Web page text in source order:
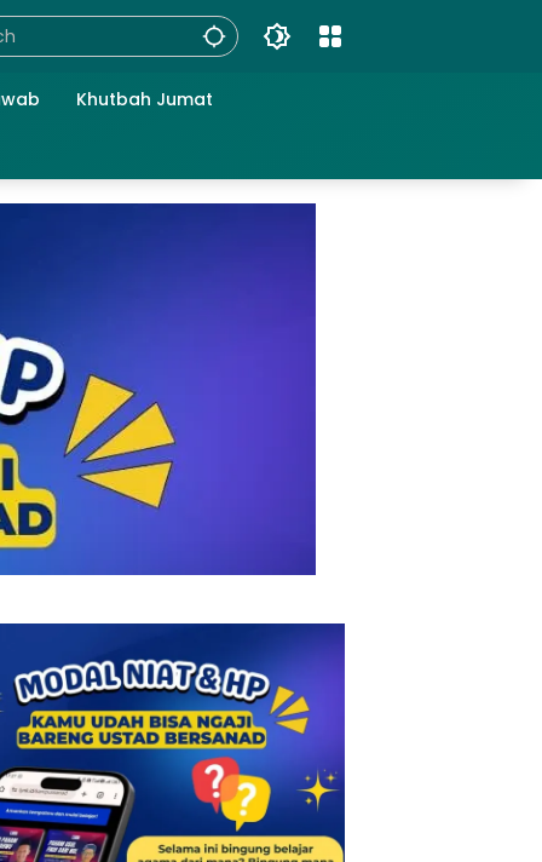
Khutbah Jumat